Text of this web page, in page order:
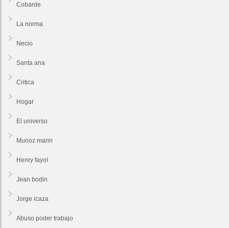
Cobarde
La norma
Necio
Santa ana
Critica
Hogar
El universo
Munoz marin
Henry fayol
Jean bodin
Jorge icaza
Abuso poder trabajo